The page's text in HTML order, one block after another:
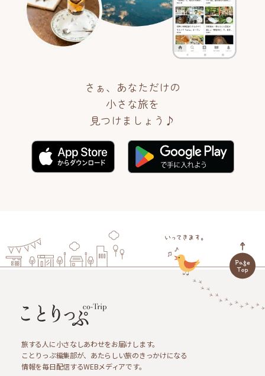
さぁ、あなただけの
小さな旅を
見つけましょう♪
旅する人に小さなしあわせをお届けします。
ことりっぷ編集部が、あたらしい旅のきっかけになる
情報を毎日配信するWEBメディアです。